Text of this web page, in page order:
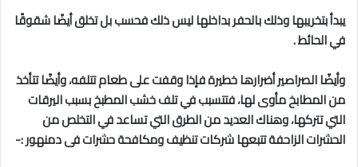
يبدأ بتخريبها وذلك بالحفر بداخلها ليس ذلك فحسب بل تخلق أيضًا شقوقًا
في الحائط .
وأيضًا الصراصير أضرارها خطيرة فإذا وقفت على طعام تتلفه، وأيضًا تتأخذ
من المطابخ مأوى لها، فتتسبب في تلف خشب المطبخ بسبب اليرقات
التي تتركها، وهناك العديد من الطرق التي تساعد في التخلص من
الحشرات الزاحفة تتبعها شركات تنظيف ومكافحة حشرات فى دمنهور:-